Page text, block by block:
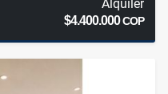
Alquiler
$4.400.000COP